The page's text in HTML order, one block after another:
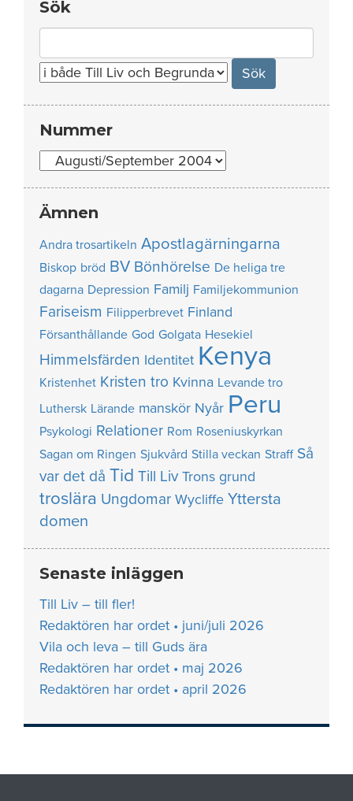
Sök
for:
Nummer
Nummer
Ämnen
Andra trosartikeln Apostlagärningarna
Biskop bröd BV Bönhörelse De heliga tre
dagarna Depression Familj Familjekommunion
Fariseism Filipperbrevet Finland
Försanthållande God Golgata Hesekiel
Himmelsfärden Identitet Kenya
Kristenhet Kristen tro Kvinna Levande tro
Luthersk Lärande manskör Nyår Peru
Psykologi Relationer Rom Roseniuskyrkan
Sagan om Ringen Sjukvård Stilla veckan Straff Så
var det då Tid Till Liv Trons grund
troslära Ungdomar Wycliffe Yttersta
domen
Senaste inläggen
Till Liv – till fler!
Redaktören har ordet • juni/juli 2026
Vila och leva – till Guds ära
Redaktören har ordet • maj 2026
Redaktören har ordet • april 2026